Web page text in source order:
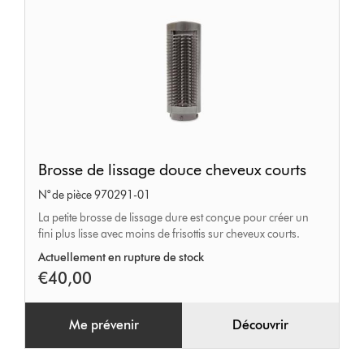
de
lissage
douce
cheveux
courts
Brosse de lissage douce cheveux courts
N° de pièce 970291-01
La petite brosse de lissage dure est conçue pour créer un
fini plus lisse avec moins de frisottis sur cheveux courts.
Actuellement en rupture de stock
€40,00
Me prévenir Découvrir